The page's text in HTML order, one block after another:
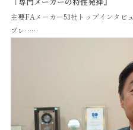
主要FAメーカー53社トップインタビ
プレ……